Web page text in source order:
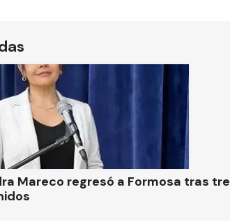
Mareco regresó a Formosa tras